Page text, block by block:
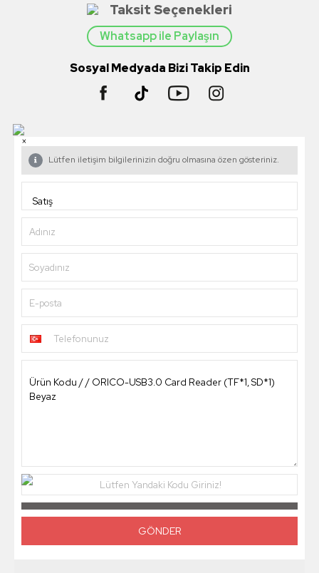
Taksit Seçenekleri
Whatsapp ile Paylaşın
Sosyal Medyada Bizi Takip Edin
×
Lütfen iletişim bilgilerinizin doğru olmasına özen gösteriniz.
Adınız
Soyadınız
E-posta
Telefonunuz
Lütfen Yandaki Kodu Giriniz!